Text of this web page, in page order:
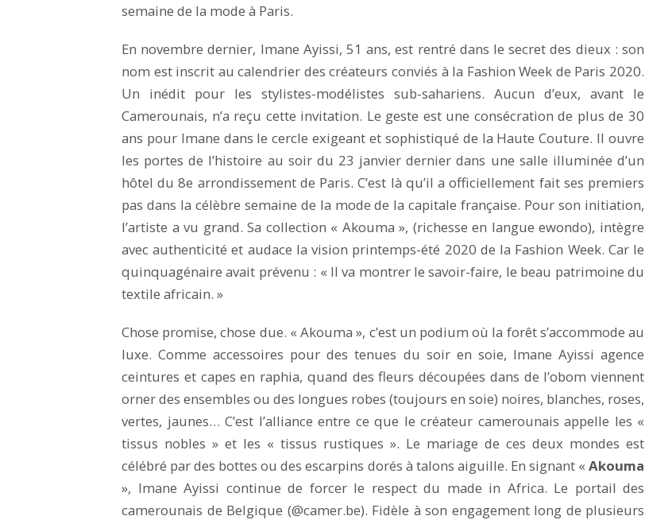
semaine de la mode à Paris.
En novembre dernier, Imane Ayissi, 51 ans, est rentré dans le secret des dieux : son
nom est inscrit au calendrier des créateurs conviés à la Fashion Week de Paris 2020.
Un inédit pour les stylistes-modélistes sub-sahariens. Aucun d’eux, avant le
Camerounais, n’a reçu cette invitation. Le geste est une consécration de plus de 30
ans pour Imane dans le cercle exigeant et sophistiqué de la Haute Couture. Il ouvre
les portes de l’histoire au soir du 23 janvier dernier dans une salle illuminée d’un
hôtel du 8e arrondissement de Paris. C’est là qu’il a officiellement fait ses premiers
pas dans la célèbre semaine de la mode de la capitale française. Pour son initiation,
l’artiste a vu grand. Sa collection « Akouma », (richesse en langue ewondo), intègre
avec authenticité et audace la vision printemps-été 2020 de la Fashion Week. Car le
quinquagénaire avait prévenu : « Il va montrer le savoir-faire, le beau patrimoine du
textile africain. »
Chose promise, chose due. « Akouma », c’est un podium où la forêt s’accommode au
luxe. Comme accessoires pour des tenues du soir en soie, Imane Ayissi agence
ceintures et capes en raphia, quand des fleurs découpées dans de l’obom viennent
orner des ensembles ou des longues robes (toujours en soie) noires, blanches, roses,
vertes, jaunes… C’est l’alliance entre ce que le créateur camerounais appelle les «
tissus nobles » et les « tissus rustiques ». Le mariage de ces deux mondes est
célébré par des bottes ou des escarpins dorés à talons aiguille. En signant « Akouma
», Imane Ayissi continue de forcer le respect du made in Africa. Le portail des
camerounais de Belgique (@camer.be). Fidèle à son engagement long de plusieurs